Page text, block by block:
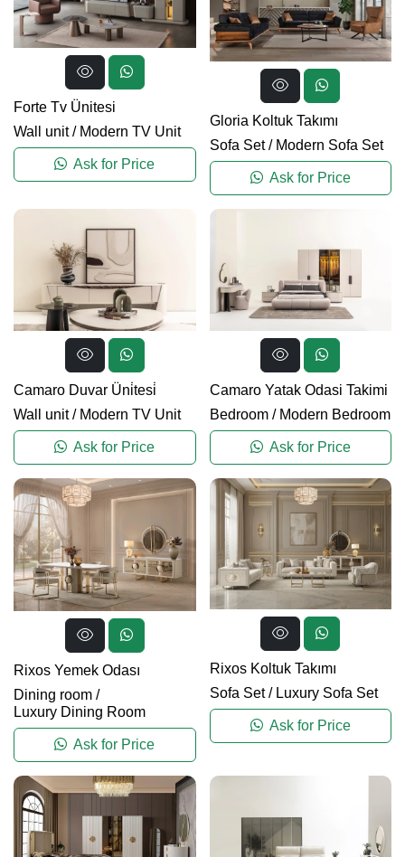
Forte Tv Ünitesi
Wall unit/ Modern TV Unit
Ask for Price
Gloria Koltuk Takımı
Sofa Set/ Modern Sofa Set
Ask for Price
Camaro Duvar Üni̇tesi̇
Wall unit/ Modern TV Unit
Ask for Price
Camaro Yatak Odasi Takimi
Bedroom/ Modern Bedroom
Ask for Price
Rixos Yemek Odası
Dining room /
Luxury Dining Room
Ask for Price
Rixos Koltuk Takımı
Sofa Set/ Luxury Sofa Set
Ask for Price